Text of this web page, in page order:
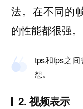
法。在不同的
的性能都很强。
tps和fps之
想。
2. 视频表示